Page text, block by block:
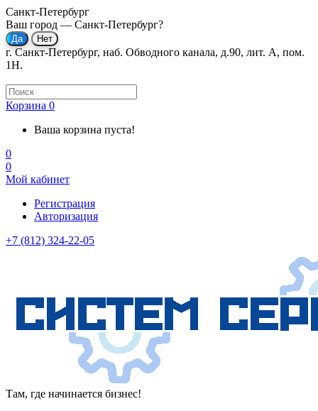
Санкт-Петербург
Ваш город — Санкт-Петербург?
г. Санкт-Петербург, наб. Обводного канала, д.90, лит. А, пом.
1Н.
Корзина 0
Ваша корзина пуста!
0
0
Мой кабинет
Регистрация
Авторизация
+7 (812) 324-22-05
Там, где начинается бизнес!